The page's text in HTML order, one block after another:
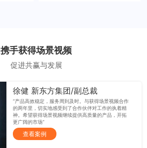
携手获得场景视频
促进共赢与发展
徐健 新东方集团/副总裁
“产品高效稳定，服务周到及时。与获得场景视频合作
的两年里，切实地感受到了合作伙伴对工作的执着精
神。希望获得场景视频继续提供高质量的产品，开拓
更广阔的市场”
查看案例